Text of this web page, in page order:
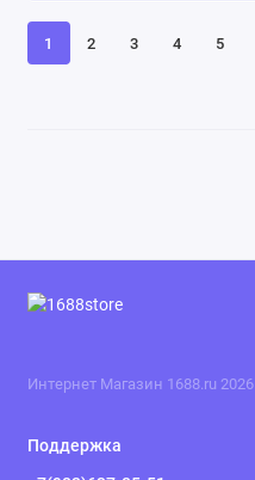
1 2 3 4 5
Интернет Магазин 1688.ru 2026
Поддержка